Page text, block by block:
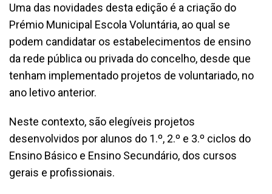
Uma das novidades desta edição é a criação do
Prémio Municipal Escola Voluntária, ao qual se
podem candidatar os estabelecimentos de ensino
da rede pública ou privada do concelho, desde que
tenham implementado projetos de voluntariado, no
ano letivo anterior.
Neste contexto, são elegíveis projetos
desenvolvidos por alunos do 1.º, 2.º e 3.º ciclos do
Ensino Básico e Ensino Secundário, dos cursos
gerais e profissionais.